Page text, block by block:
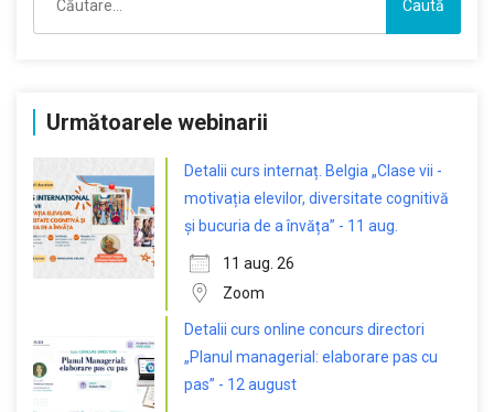
după:
Următoarele webinarii
Detalii curs internaț. Belgia „Clase vii -
motivația elevilor, diversitate cognitivă
și bucuria de a învăța” - 11 aug.
11 aug. 26
Zoom
Detalii curs online concurs directori
„Planul managerial: elaborare pas cu
pas” - 12 august